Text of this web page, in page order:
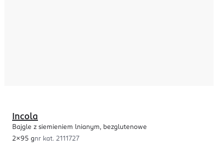
Incola
Bajgle z siemieniem lnianym, bezglutenowe
2x95 gnr kat. 2111727